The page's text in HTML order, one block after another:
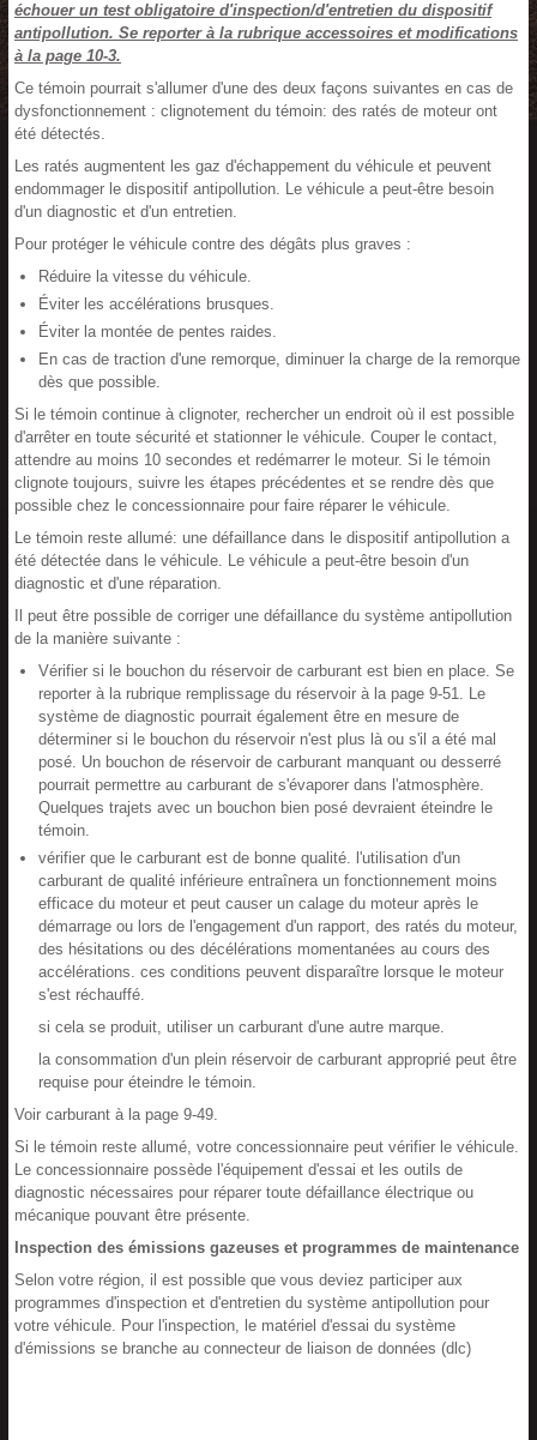
échouer un test obligatoire d'inspection/d'entretien du dispositif
antipollution. Se reporter à la rubrique accessoires et modifications
à la page 10-3.
Ce témoin pourrait s'allumer d'une des deux façons suivantes en cas de
dysfonctionnement : clignotement du témoin: des ratés de moteur ont
été détectés.
Les ratés augmentent les gaz d'échappement du véhicule et peuvent
endommager le dispositif antipollution. Le véhicule a peut-être besoin
d'un diagnostic et d'un entretien.
Pour protéger le véhicule contre des dégâts plus graves :
Réduire la vitesse du véhicule.
Éviter les accélérations brusques.
Éviter la montée de pentes raides.
En cas de traction d'une remorque, diminuer la charge de la remorque
dès que possible.
Si le témoin continue à clignoter, rechercher un endroit où il est possible
d'arrêter en toute sécurité et stationner le véhicule. Couper le contact,
attendre au moins 10 secondes et redémarrer le moteur. Si le témoin
clignote toujours, suivre les étapes précédentes et se rendre dès que
possible chez le concessionnaire pour faire réparer le véhicule.
Le témoin reste allumé: une défaillance dans le dispositif antipollution a
été détectée dans le véhicule. Le véhicule a peut-être besoin d'un
diagnostic et d'une réparation.
Il peut être possible de corriger une défaillance du système antipollution
de la manière suivante :
Vérifier si le bouchon du réservoir de carburant est bien en place. Se
reporter à la rubrique remplissage du réservoir à la page 9-51. Le
système de diagnostic pourrait également être en mesure de
déterminer si le bouchon du réservoir n'est plus là ou s'il a été mal
posé. Un bouchon de réservoir de carburant manquant ou desserré
pourrait permettre au carburant de s'évaporer dans l'atmosphère.
Quelques trajets avec un bouchon bien posé devraient éteindre le
témoin.
vérifier que le carburant est de bonne qualité. l'utilisation d'un
carburant de qualité inférieure entraînera un fonctionnement moins
efficace du moteur et peut causer un calage du moteur après le
démarrage ou lors de l'engagement d'un rapport, des ratés du moteur,
des hésitations ou des décélérations momentanées au cours des
accélérations. ces conditions peuvent disparaître lorsque le moteur
s'est réchauffé.
si cela se produit, utiliser un carburant d'une autre marque.
la consommation d'un plein réservoir de carburant approprié peut être
requise pour éteindre le témoin.
Voir carburant à la page 9-49.
Si le témoin reste allumé, votre concessionnaire peut vérifier le véhicule.
Le concessionnaire possède l'équipement d'essai et les outils de
diagnostic nécessaires pour réparer toute défaillance électrique ou
mécanique pouvant être présente.
Inspection des émissions gazeuses et programmes de maintenance
Selon votre région, il est possible que vous deviez participer aux
programmes d'inspection et d'entretien du système antipollution pour
votre véhicule. Pour l'inspection, le matériel d'essai du système
d'émissions se branche au connecteur de liaison de données (dlc)